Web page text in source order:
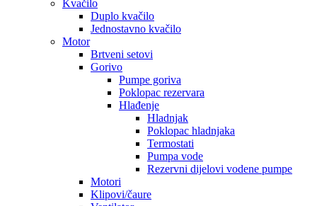
Kvačilo
Duplo kvačilo
Jednostavno kvačilo
Motor
Brtveni setovi
Gorivo
Pumpe goriva
Poklopac rezervara
Hlađenje
Hladnjak
Poklopac hladnjaka
Termostati
Pumpa vode
Rezervni dijelovi vodene pumpe
Motori
Klipovi/čaure